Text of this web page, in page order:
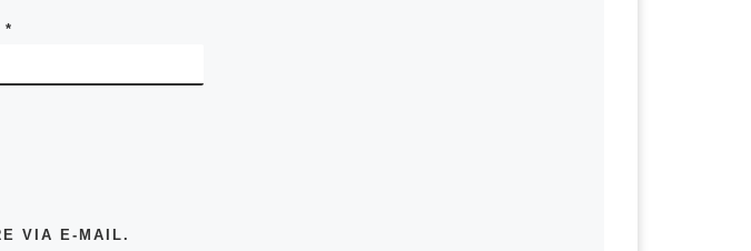
*
VIA E-MAIL.